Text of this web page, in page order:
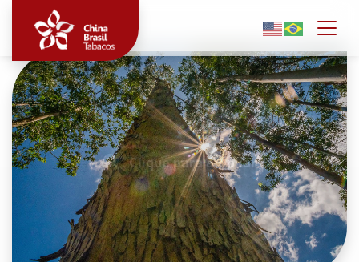
Clique para ampliar